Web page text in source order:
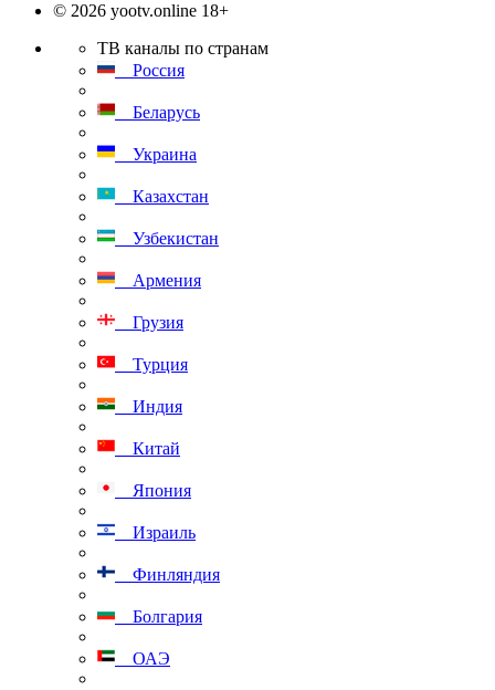
© 2026 yootv.online 18+
ТВ каналы по странам
Россия
Беларусь
Украина
Казахстан
Узбекистан
Армения
Грузия
Турция
Индия
Китай
Япония
Израиль
Финляндия
Болгария
ОАЭ